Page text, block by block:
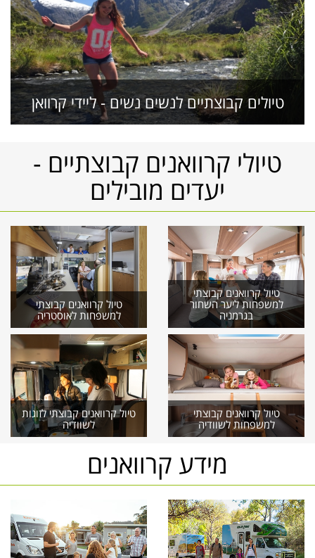
טיולים קבוצתיים לנשים נשים - ליידי קרוואן
טיולי קרוואנים קבוצתיים -
יעדים מובילים
טיול קרוואנים קבוצתי
למשפחות ליער השחור
בגרמניה
טיול קרוואנים קבוצתי
למשפחות לאוסטריה
טיול קרוואנים קבוצתי
למשפחות לשוודיה
טיול קרוואנים קבוצתי לזוגות
לשוודיה
מידע קרוואנים